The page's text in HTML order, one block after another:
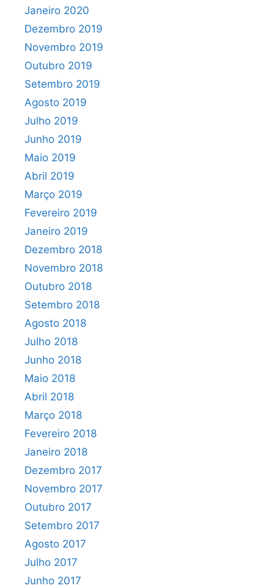
Janeiro 2020
Dezembro 2019
Novembro 2019
Outubro 2019
Setembro 2019
Agosto 2019
Julho 2019
Junho 2019
Maio 2019
Abril 2019
Março 2019
Fevereiro 2019
Janeiro 2019
Dezembro 2018
Novembro 2018
Outubro 2018
Setembro 2018
Agosto 2018
Julho 2018
Junho 2018
Maio 2018
Abril 2018
Março 2018
Fevereiro 2018
Janeiro 2018
Dezembro 2017
Novembro 2017
Outubro 2017
Setembro 2017
Agosto 2017
Julho 2017
Junho 2017